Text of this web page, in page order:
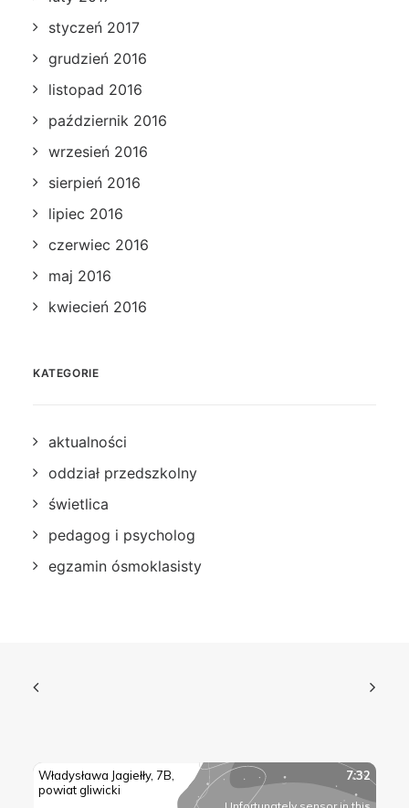
styczeń 2017
grudzień 2016
listopad 2016
październik 2016
wrzesień 2016
sierpień 2016
lipiec 2016
czerwiec 2016
maj 2016
kwiecień 2016
KATEGORIE
aktualności
oddział przedszkolny
świetlica
pedagog i psycholog
egzamin ósmoklasisty